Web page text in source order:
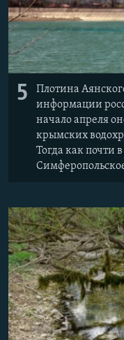
5
Плотина
информации
начало апреля
крымских
Тогда как почти